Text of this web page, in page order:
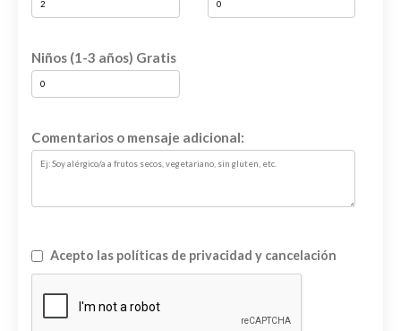
Niños (1-3 años) Gratis
Comentarios o mensaje adicional:
Acepto las políticas de privacidad y cancelación